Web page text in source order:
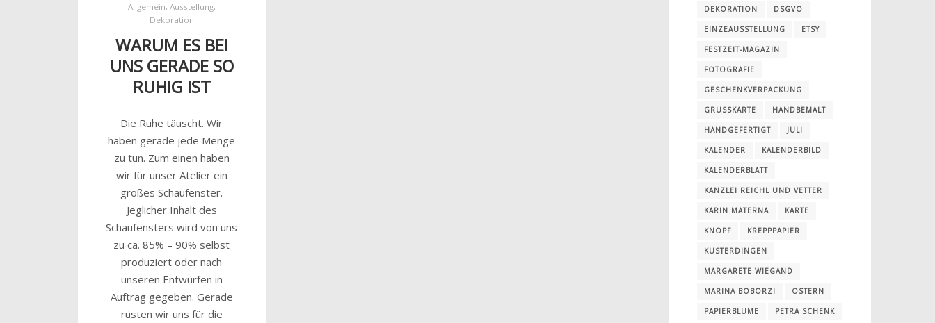
Allgemein, Ausstellung,
Dekoration
WARUM ES BEI
UNS GERADE SO
RUHIG IST
Die Ruhe täuscht. Wir
haben gerade jede Menge
zu tun. Zum einen haben
wir für unser Atelier ein
großes Schaufenster.
Jeglicher Inhalt des
Schaufensters wird von uns
zu ca. 85% – 90% selbst
produziert oder nach
unseren Entwürfen in
Auftrag gegeben. Gerade
rüsten wir uns für die
DEKORATION DSGVO
EINZEAUSSTELLUNG ETSY
FESTZEIT-MAGAZIN
FOTOGRAFIE
GESCHENKVERPACKUNG
GRUSSKARTE HANDBEMALT
HANDGEFERTIGT JULI
KALENDER KALENDERBILD
KALENDERBLATT
KANZLEI REICHL UND VETTER
KARIN MATERNA KARTE
KNOPF KREPPPAPIER
KUSTERDINGEN
MARGARETE WIEGAND
MARINA BOBORZI OSTERN
PAPIERBLUME PETRA SCHENK